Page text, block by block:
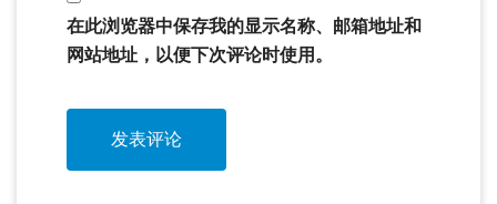
在此浏览器中保存我的显示名称、邮箱地址和
网站地址，以便下次评论时使用。